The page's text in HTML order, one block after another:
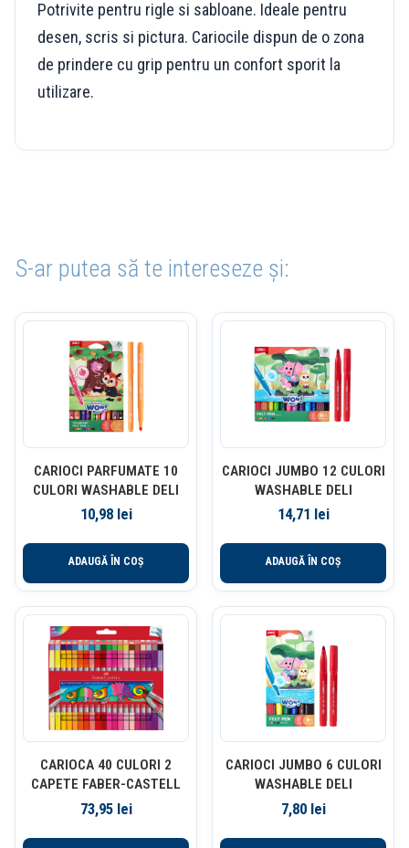
Potrivite pentru rigle si sabloane. Ideale pentru
desen, scris si pictura. Cariocile dispun de o zona
de prindere cu grip pentru un confort sporit la
utilizare.
S-ar putea să te intereseze și:
CARIOCI PARFUMATE 10
CULORI WASHABLE DELI
10,98 lei
ADAUGĂ ÎN COȘ
CARIOCI JUMBO 12 CULORI
WASHABLE DELI
14,71 lei
ADAUGĂ ÎN COȘ
CARIOCA 40 CULORI 2
CAPETE FABER-CASTELL
73,95 lei
CARIOCI JUMBO 6 CULORI
WASHABLE DELI
7,80 lei